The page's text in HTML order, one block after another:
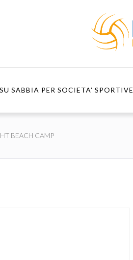
SABBIA PER SOCIETA’ SPORTIVE
BEACH CAMP